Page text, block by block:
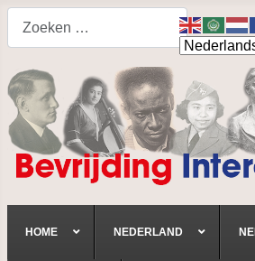
HOME NEDERLAND